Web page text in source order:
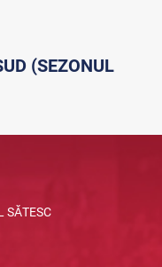
(SEZONUL
SĂTESC